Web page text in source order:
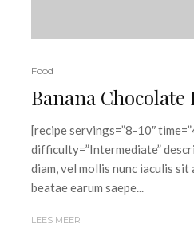
Food
Banana Chocolate
[recipe servings=”8-10″
difficulty=”Intermediate”
diam, vel mollis nunc iaculis sit
beatae earum saepe...
LEES MEER